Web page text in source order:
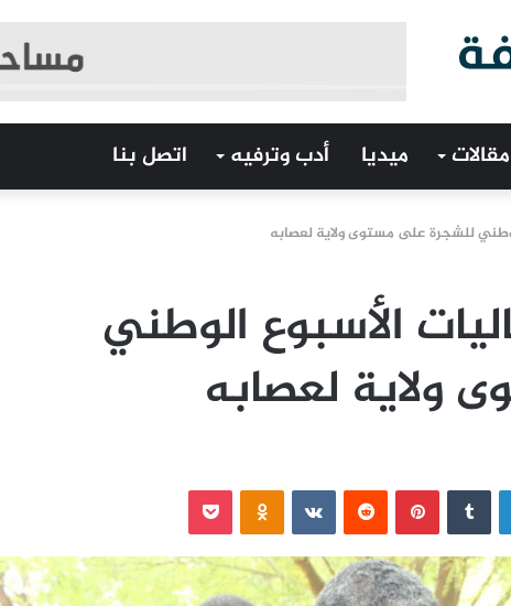
مقالات ميديا أدب وترفيه اتصل بنا
للشجرة على مستوى ولاية لعصابه
الأسبوع الوطني
ولاية لعصابه
لينكدإن بينتيريست